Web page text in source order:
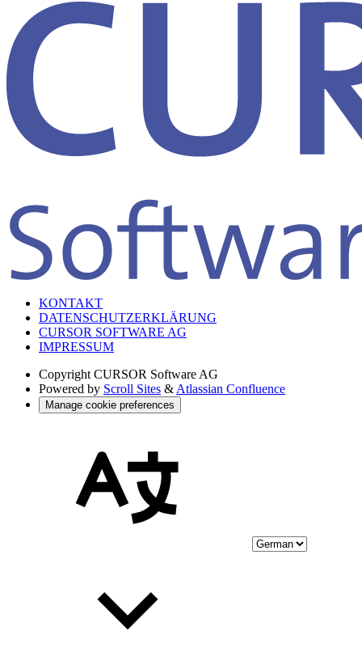
KONTAKT
DATENSCHUTZERKLÄRUNG
CURSOR SOFTWARE AG
IMPRESSUM
Copyright CURSOR Software AG
Powered by Scroll Sites & Atlassian Confluence
Manage cookie preferences